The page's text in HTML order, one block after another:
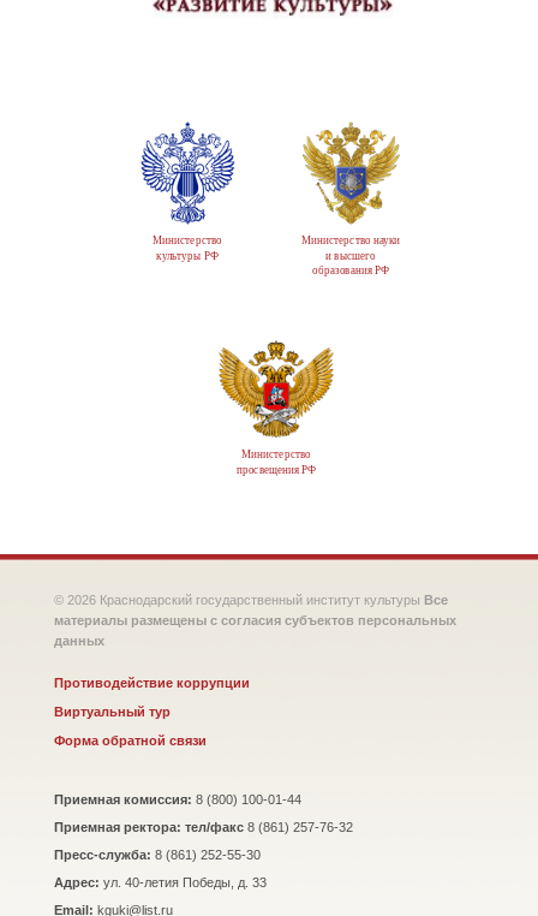
Министерство
культуры РФ
Министерство науки
и высшего
образования РФ
Министерство
просвещения РФ
© 2026 Краснодарский государственный институт культуры Все
материалы размещены с согласия субъектов персональных
данных
Противодействие коррупции
Виртуальный тур
Форма обратной связи
Приемная комиссия: 8 (800) 100-01-44
Приемная ректора: тел/факс 8 (861) 257-76-32
Пресс-служба: 8 (861) 252-55-30
Адрес: ул. 40-летия Победы, д. 33
Email: kguki@list.ru